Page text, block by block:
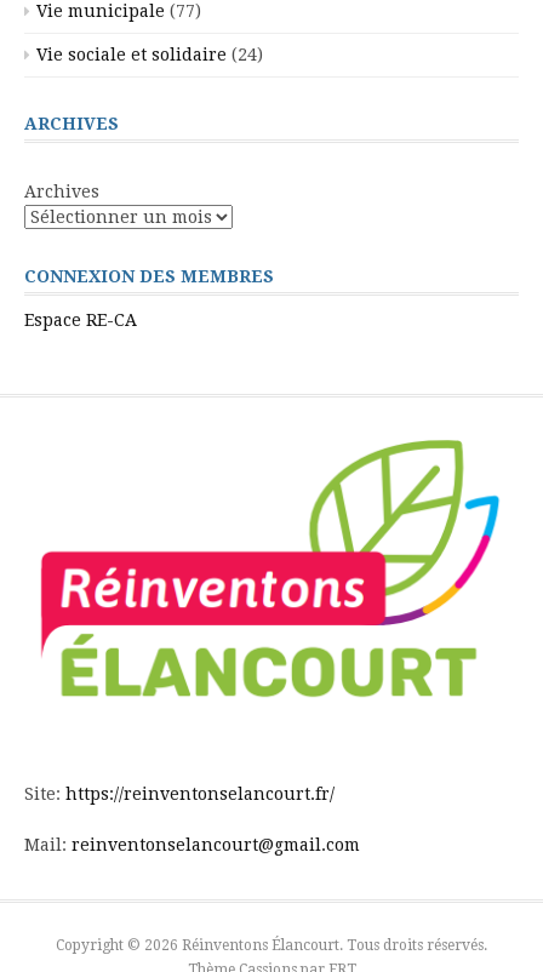
Vie municipale (77)
Vie sociale et solidaire (24)
ARCHIVES
Archives
CONNEXION DES MEMBRES
Espace RE-CA
Site: https://reinventonselancourt.fr/
Mail: reinventonselancourt@gmail.com
Copyright © 2026 Réinventons Élancourt. Tous droits réservés.